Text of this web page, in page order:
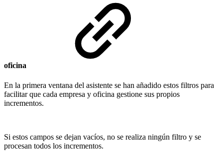
oficina
En la primera ventana del asistente se han añadido estos filtros para
facilitar que cada empresa y oficina gestione sus propios
incrementos.
Si estos campos se dejan vacíos, no se realiza ningún filtro y se
procesan todos los incrementos.